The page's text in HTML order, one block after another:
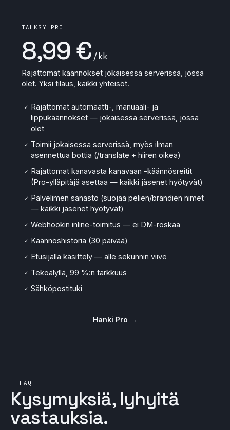
TALKSY PRO
8,99 € / kk
Rajattomat käännökset jokaisessa serverissä, jossa
olet. Yksi tilaus, kaikki yhteisöt.
✓ Rajattomat automaatti-, manuaali- ja
lippukäännökset — jokaisessa serverissä, jossa
olet
✓ Toimii jokaisessa serverissä, myös ilman
asennettua bottia (/translate + hiiren oikea)
✓ Rajattomat kanavasta kanavaan -käännösreitit
(Pro-ylläpitäjä asettaa — kaikki jäsenet hyötyvät)
✓ Palvelimen sanasto (suojaa pelien/brändien nimet
— kaikki jäsenet hyötyvät)
✓ Webhookin inline-toimitus — ei DM-roskaa
✓ Käännöshistoria (30 päivää)
✓ Etusijalla käsittely — alle sekunnin viive
✓ Tekoälyllä, 99 %:n tarkkuus
✓ Sähköpostituki
Hanki Pro →
FAQ
Kysymyksiä, lyhyitä
vastauksia.